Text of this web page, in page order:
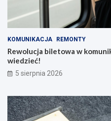
KOMUNIKACJA REMONTY
Rewolucja biletowa w
wiedzieć!
5 sierpnia 2026